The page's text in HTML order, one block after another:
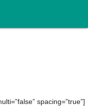
spacing=”true”]